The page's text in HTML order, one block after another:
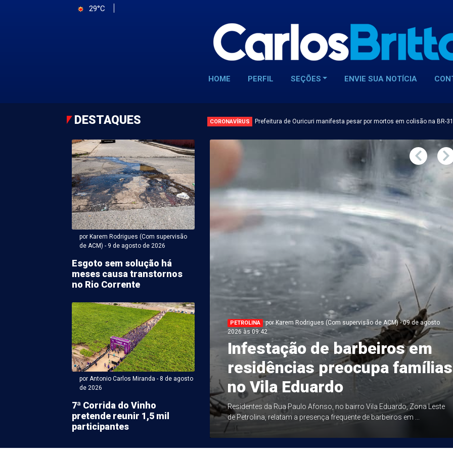
29°C
HOME PERFIL SEÇÕES ENVIE SUA NOTÍCIA
DESTAQUES CORONAVÍRUS Prefeitura de Ouricuri manifesta pesar por mortos em colisão na BR-
por Karem Rodrigues (Com supervisão
de ACM) - 9 de agosto de 2026
Esgoto sem solução há
meses causa transtornos
no Rio Corrente
por Antonio Carlos Miranda - 8 de agosto
de 2026
7ª Corrida do Vinho
pretende reunir 1,5 mil
participantes
Carlos Miranda - 08 de agosto 2026 às 17:23
segurança
em Juazeiro e
integração entre
Interinstitucional de Segurança Pública Integrada
PETROLINA
por Karem Rodrigues (Com supervisão de ACM) - 09 de agosto
2026 às 09:42
Infestação de barbeiros em
residências preocupa famílias
no Vila Eduardo
Residentes da Rua Paulo Afonso, no bairro Vila Eduardo, Zona Leste
de Petrolina, relatam a presença frequente de barbeiros em ...